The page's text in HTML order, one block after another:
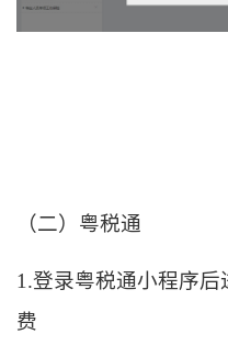
（二）粤税通
1.登录粤税通小程序
费